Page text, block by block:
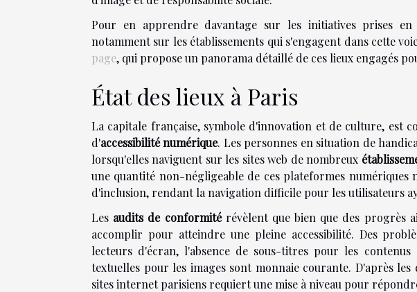
Pour en apprendre davantage sur les initiatives prises en
notamment sur les établissements qui s'engagent dans cette
page, qui propose un panorama détaillé de ces lieux engagés
État des lieux à Paris
La capitale française, symbole d'innovation et de culture, est
d'accessibilité numérique. Les personnes en situation de
lorsqu'elles naviguent sur les sites web de nombreux
une quantité non-négligeable de ces plateformes
d'inclusion, rendant la navigation difficile pour les utilisateurs
Les audits de conformitérévèlent que bien que des progrès
accomplir pour atteindre une pleine accessibilité. Des
lecteurs d'écran, l'absence de sous-titres pour les
textuelles pour les images sont monnaie courante. D'après
sites internet parisiens requiert une mise à niveau pour